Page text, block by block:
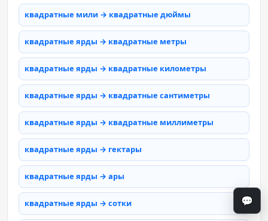
квадратные мили → квадратные дюймы
квадратные ярды → квадратные метры
квадратные ярды → квадратные километры
квадратные ярды → квадратные сантиметры
квадратные ярды → квадратные миллиметры
квадратные ярды → гектары
квадратные ярды → ары
квадратные ярды → сотки 💬